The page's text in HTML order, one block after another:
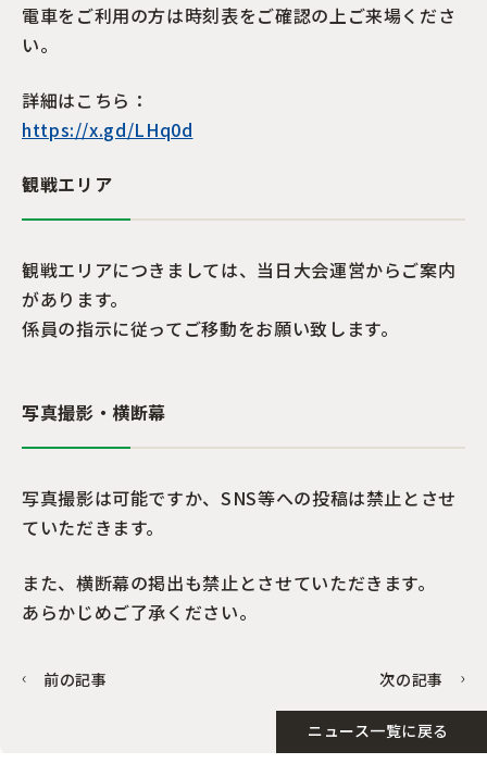
電車をご利用の方は時刻表をご確認の上ご来場くださ
い。
詳細はこちら：
https://x.gd/LHq0d
観戦エリア
観戦エリアにつきましては、当日大会運営からご案内
があります。
係員の指示に従ってご移動をお願い致します。
写真撮影・横断幕
写真撮影は可能ですか、SNS等への投稿は禁止とさせ
ていただきます。
また、横断幕の掲出も禁止とさせていただきます。
あらかじめご了承ください。
前の記事 次の記事
ニュース一覧に戻る